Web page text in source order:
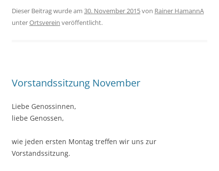
Dieser Beitrag wurde am 30. November 2015von Rainer HamannA
unterOrtsverein veröffentlicht.
Vorstandssitzung November
Liebe Genossinnen,
liebe Genossen,
wie jeden ersten Montag treffen wir uns zur
Vorstandssitzung.